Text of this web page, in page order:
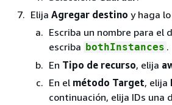
Elija Agregar destino y haga
Escriba un nombre para el
escriba bothInstances .
En Tipo de recurso, elija
En el método Target, elija
continuación, elija IDs una